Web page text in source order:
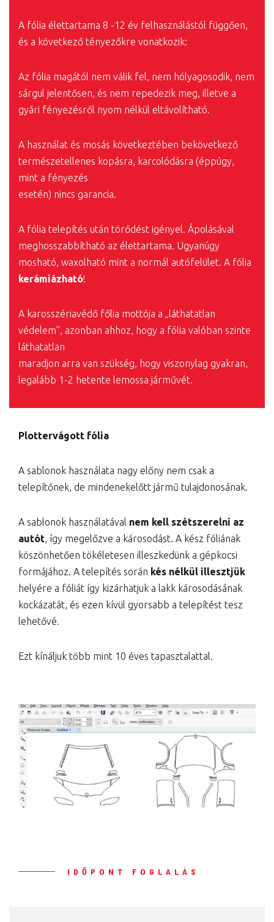
A fólia élettartama 8 -12 év felhasználástól függően,
és a következő tényezőkre vonatkozik:
Az fólia magától nem válik fel, nem hólyagosodik, nem
sárgul jelentősen, és nem repedezik meg, illetve a
gyári fényezésről nyom nélkül eltávolítható.
A használat és mosás következtében bekövetkező
természetellenes kopásra, karcolódásra (éppúgy,
mint a fényezés
esetén) nincs garancia.
A fólia telepítés után törődést igényel. Ápolásával
meghosszabbítható az élettartama. Ugyanúgy
mosható, waxolható mint a normál autófelület. A fólia
kerámiázható!
A karosszériavédő főlia mottója a „láthatatlan
védelem”, azonban ahhoz, hogy a fólia valóban szinte
láthatatlan
maradjon arra van szükség, hogy viszonylag gyakran,
legalább 1-2 hetente lemossa járművét.
Plottervágott fólia
A sablonok használata nagy előny nem csak a
telepítőnek, de mindenekelőtt jármű tulajdonosának.
A sablonok használatával nem kell szétszerelni az
autót, így megelőzve a károsodást. A kész fóliának
köszönhetően tökéletesen illeszkedünk a gépkocsi
formájához. A telepítés során kés nélkül illesztjük
helyére a fóliát így kizárhatjuk a lakk károsodásának
kockázatát, és ezen kívül gyorsabb a telepítést tesz
lehetővé.
Ezt kínáljuk több mint 10 éves tapasztalattal.
IDŐPONT FOGLALÁS